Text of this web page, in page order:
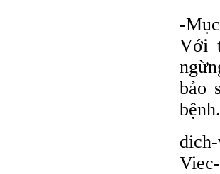
-
Với
bảo
bệnh.